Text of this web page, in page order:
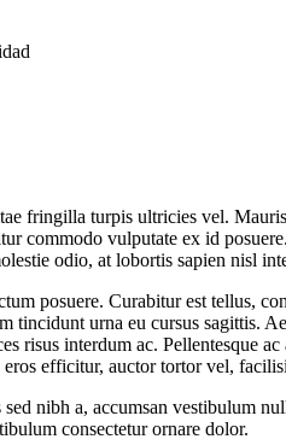
fringilla turpis ultricies vel.
commodo vulputate ex id
odio, at lobortis sapien nisl
posuere. Curabitur est tellus,
urna eu cursus sagittis.
interdum ac. Pellentesque
efficitur, auctor tortor vel,
nibh a, accumsan vestibulum
consectetur ornare dolor.